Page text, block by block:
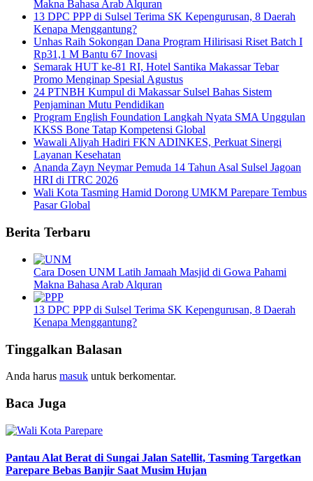
Makna Bahasa Arab Alquran
13 DPC PPP di Sulsel Terima SK Kepengurusan, 8 Daerah
Kenapa Menggantung?
Unhas Raih Sokongan Dana Program Hilirisasi Riset Batch I
Rp31,1 M Bantu 67 Inovasi
Semarak HUT ke-81 RI, Hotel Santika Makassar Tebar
Promo Menginap Spesial Agustus
24 PTNBH Kumpul di Makassar Sulsel Bahas Sistem
Penjaminan Mutu Pendidikan
Program English Foundation Langkah Nyata SMA Unggulan
KKSS Bone Tatap Kompetensi Global
Wawali Aliyah Hadiri FKN ADINKES, Perkuat Sinergi
Layanan Kesehatan
Ananda Zayn Neymar Pemuda 14 Tahun Asal Sulsel Jagoan
HRI di ITRC 2026
Wali Kota Tasming Hamid Dorong UMKM Parepare Tembus
Pasar Global
Berita Terbaru
Cara Dosen UNM Latih Jamaah Masjid di Gowa Pahami
Makna Bahasa Arab Alquran
13 DPC PPP di Sulsel Terima SK Kepengurusan, 8 Daerah
Kenapa Menggantung?
Tinggalkan Balasan
Anda harus masuk untuk berkomentar.
Baca Juga
Pantau Alat Berat di Sungai Jalan Satellit, Tasming Targetkan
Parepare Bebas Banjir Saat Musim Hujan